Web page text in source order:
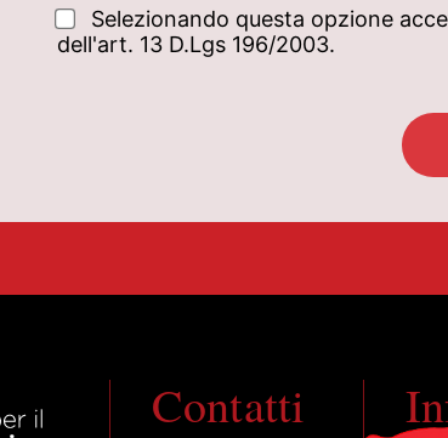
Selezionando questa opzione
dell'art. 13 D.Lgs 196/2003.
Contatti